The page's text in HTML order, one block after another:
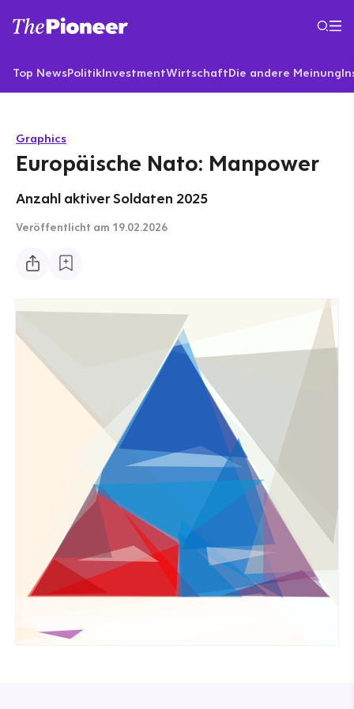
Top NewsPolitikInvestmentWirtschaftDie andere Meinung
Graphics
Europäische Nato: Manpower
Anzahl aktiver Soldaten 2025
Veröffentlicht am 19.02.2026